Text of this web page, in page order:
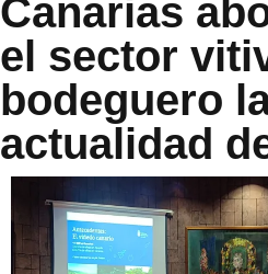
Canarias
el sector
bodeguero
actualidad